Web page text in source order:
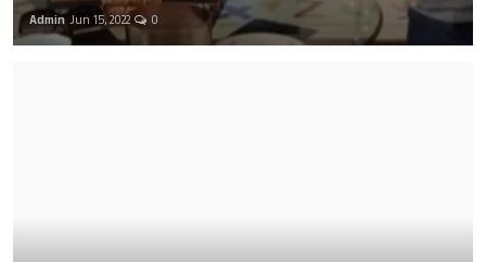
Admin Jun 15, 2022 0